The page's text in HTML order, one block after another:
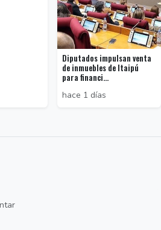
Diputados impulsan venta
de inmuebles de Itaipú
para financi...
hace 1 días